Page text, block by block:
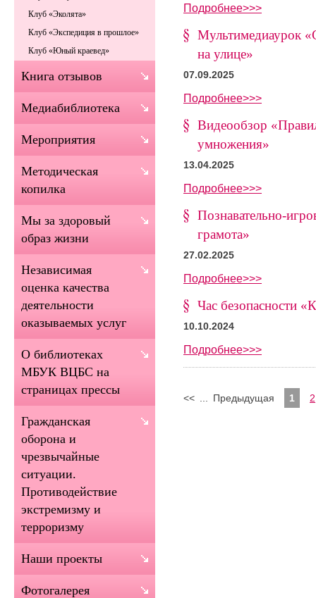
Подробнее>>>
Мультимедиаурок
на улице»
07.09.2025
Подробнее>>>
Видеообзор
умножения»
13.04.2025
Подробнее>>>
Познавательно-
грамота»
27.02.2025
Подробнее>>>
Час безопасности
10.10.2024
Подробнее>>>
<< Предыдущая 1 2
Клуб «Эколята»
Клуб «Экспедиция в прошлое»
Клуб «Юный краевед»
Книга отзывов
Медиабиблиотека
Мероприятия
Методическая
копилка
Мы за здоровый
образ жизни
Независимая
оценка качества
деятельности
оказываемых услуг
О библиотеках
МБУК ВЦБС на
страницах прессы
Гражданская
оборона и
чрезвычайные
ситуации.
Противодействие
экстремизму и
терроризму
Наши проекты
Фотогалерея